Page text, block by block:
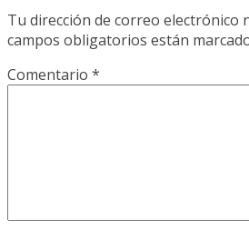
Tu dirección de correo electrónico
campos obligatorios están
Comentario *